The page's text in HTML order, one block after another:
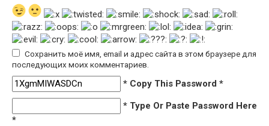
Сохранить моё имя, email и адрес сайта в этом браузере для
последующих моих комментариев.
* Copy This Password *
* Type Or Paste Password Here
*